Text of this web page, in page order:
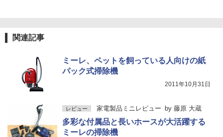
関連記事
ミーレ、ペットを飼っている人向けの紙
パック式掃除機
2011年10月31日
レビュー 家電製品ミニレビュー by 藤原 大蔵
多彩な付属品と長いホースが大活躍する
ミーレの掃除機